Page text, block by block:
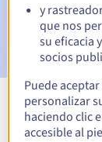
Email tras el
notificar la
y
que nos
su eficacia
socios
Puede
personalizar
haciendo clic
accesible al